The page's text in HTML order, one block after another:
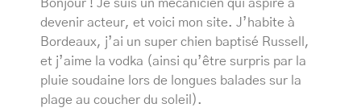
Bonjour ! Je suis un mécanicien qui aspire à
devenir acteur, et voici mon site. J’habite à
Bordeaux, j’ai un super chien baptisé Russell,
et j’aime la vodka (ainsi qu’être surpris par la
pluie soudaine lors de longues balades sur la
plage au coucher du soleil).